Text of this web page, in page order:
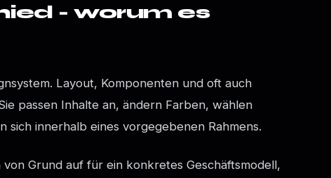
- worum es
Layout, Komponenten und oft auch
passen Inhalte an, ändern Farben, wählen
innerhalb eines vorgegebenen Rahmens.
Grund auf für ein konkretes Geschäftsmodell,